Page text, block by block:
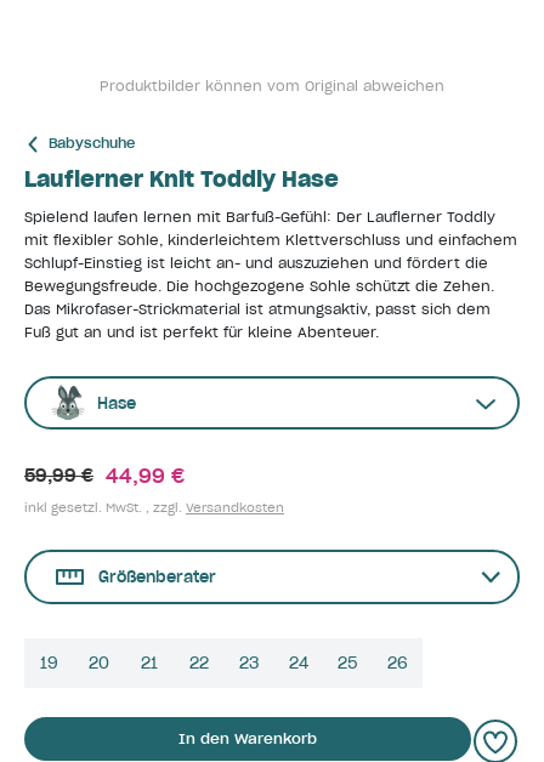
Produktbilder können vom Original abweichen
Babyschuhe
Lauflerner Knit Toddly Hase
Spielend laufen lernen mit Barfuß-Gefühl: Der Lauflerner Toddly
mit flexibler Sohle, kinderleichtem Klettverschluss und einfachem
Schlupf-Einstieg ist leicht an- und auszuziehen und fördert die
Bewegungsfreude. Die hochgezogene Sohle schützt die Zehen.
Das Mikrofaser-Strickmaterial ist atmungsaktiv, passt sich dem
Fuß gut an und ist perfekt für kleine Abenteuer.
Hase
59,99 € 44,99 €
inkl gesetzl. MwSt. , zzgl. Versandkosten
Größenberater
19 20 21 22 23 24 25 26
In den Warenkorb